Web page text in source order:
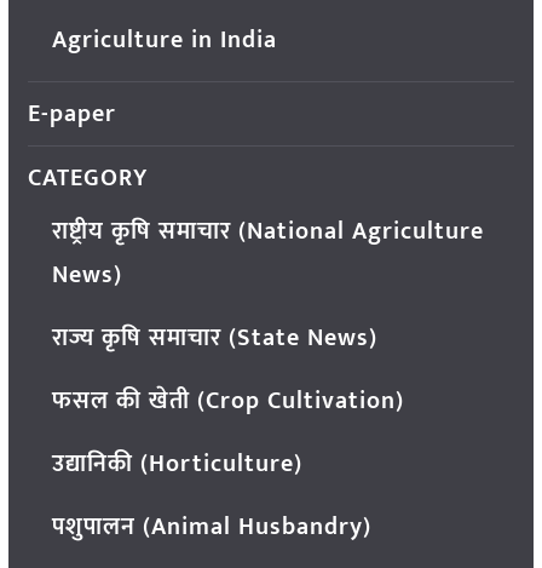
Agriculture in India
E-paper
CATEGORY
राष्ट्रीय कृषि समाचार (National Agriculture
News)
राज्य कृषि समाचार (State News)
फसल की खेती (Crop Cultivation)
उद्यानिकी (Horticulture)
पशुपालन (Animal Husbandry)